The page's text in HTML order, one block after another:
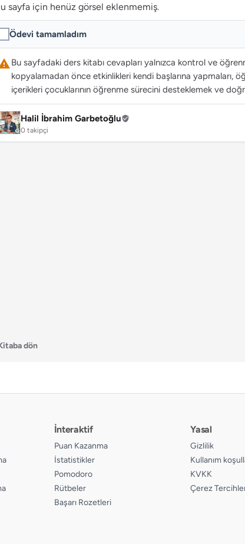
sayfa için henüz görsel eklenmemiş.
Ödevi tamamladım
Bu sayfadaki ders kitabı cevapları yalnızca kontrol ve
kopyalamadan önce etkinlikleri kendi başlarına yapmaları,
içerikleri çocuklarının öğrenme sürecini desteklemek ve
Halil İbrahim Garbetoğlu
0 takipçi
dön
İnteraktif
Puan Kazanma
İstatistikler
Pomodoro
Rütbeler
Başarı Rozetleri
Yasal
Gizlilik
Kullanım
KVKK
Çerez